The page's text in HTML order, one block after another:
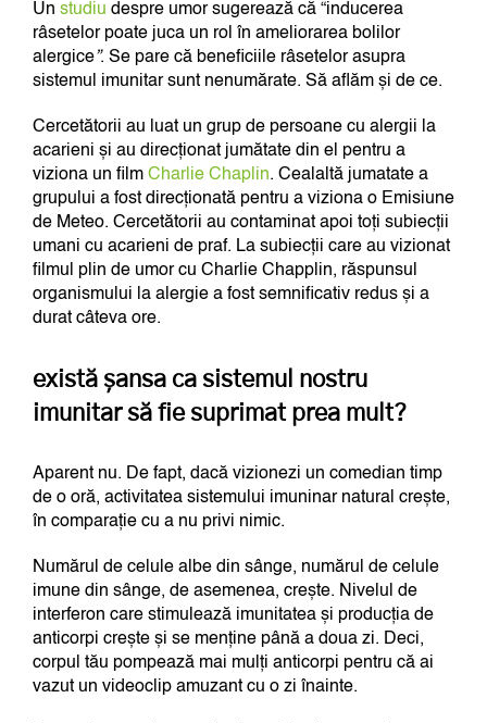
Un studiu despre umor sugerează că “inducerea
râsetelor poate juca un rol în ameliorarea bolilor
alergice”. Se pare că beneficiile râsetelor asupra
sistemul imunitar sunt nenumărate. Să aflăm și de ce.
Cercetătorii au luat un grup de persoane cu alergii la
acarieni și au direcționat jumătate din el pentru a
viziona un film Charlie Chaplin. Cealaltă jumatate a
grupului a fost direcționată pentru a viziona o Emisiune
de Meteo. Cercetătorii au contaminat apoi toți subiecții
umani cu acarieni de praf. La subiecții care au vizionat
filmul plin de umor cu Charlie Chapplin, răspunsul
organismului la alergie a fost semnificativ redus și a
durat câteva ore.
există șansa ca sistemul nostru
imunitar să fie suprimat prea mult?
Aparent nu. De fapt, dacă vizionezi un comedian timp
de o oră, activitatea sistemului imuninar natural crește,
în comparație cu a nu privi nimic.
Numărul de celule albe din sânge, numărul de celule
imune din sânge, de asemenea, crește. Nivelul de
interferon care stimulează imunitatea și producția de
anticorpi crește și se menține până a doua zi. Deci,
corpul tău pompează mai mulți anticorpi pentru că ai
vazut un videoclip amuzant cu o zi înainte.